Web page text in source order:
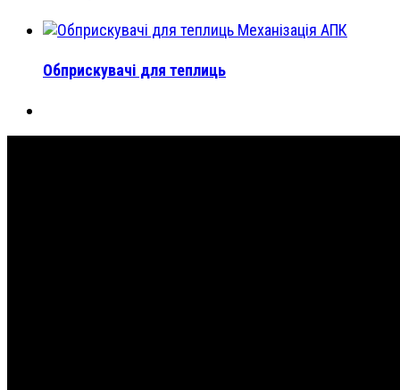
Механізація АПК
Обприскувачі для теплиць